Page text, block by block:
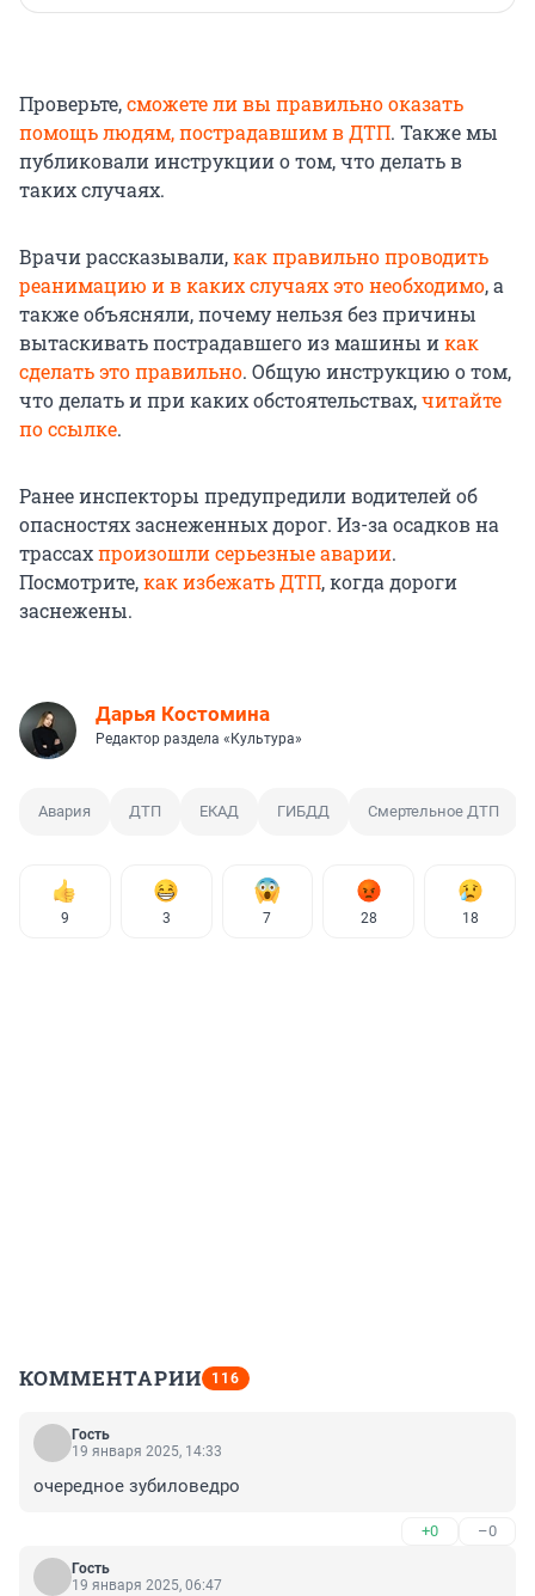
Проверьте,сможете ли вы правильно оказать
помощь людям, пострадавшим в ДТП. Также мы
публиковали инструкции о том, что делать в
таких случаях.
Врачи рассказывали,как правильно проводить
реанимацию и в каких случаях это необходимо, а
также объясняли, почему нельзя без причины
вытаскивать пострадавшего из машины икак
сделать это правильно. Общую инструкцию о том,
что делать и при каких обстоятельствах,читайте
по ссылке.
Ранее инспекторы предупредили водителей об
опасностях заснеженных дорог. Из-за осадков на
трассахпроизошли серьезные аварии.
Посмотрите,как избежать ДТП, когда дороги
заснежены.
Дарья Костомина
Редактор раздела «Культура»
Авария ДТП ЕКАД ГИБДД Смертельное ДТП
9 3 7 28 18
КОММЕНТАРИИ 116
Гость
19 января 2025, 14:33
очередное зубиловедро
+0 –0
Гость
19 января 2025, 06:47